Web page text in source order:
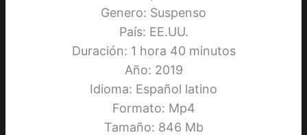
Genero: Suspenso
País: EE.UU.
Duración: 1 hora 40 minutos
Año: 2019
Idioma: Español latino
Formato: Mp4
Tamaño: 846 Mb